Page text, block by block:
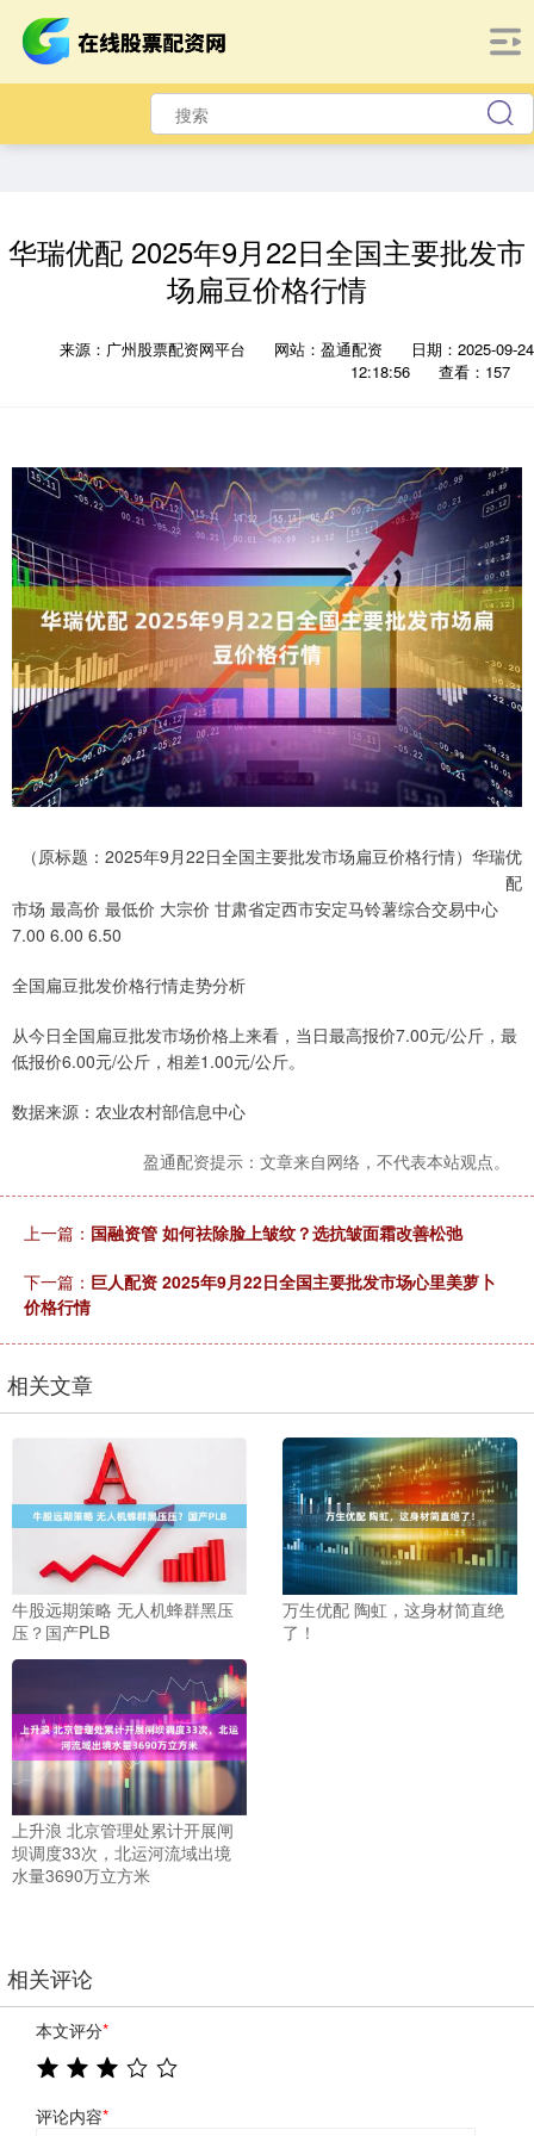
华瑞优配 2025年9月22日全国主要批发市
场扁豆价格行情
来源：广州股票配资网平台 网站：盈通配资
日期：2025-09-24
12:18:56
查看：157
（原标题：2025年9月22日全国主要批发市场扁豆价格行情）华瑞优
配
市场 最高价 最低价 大宗价 甘肃省定西市安定马铃薯综合交易中心
7.00 6.00 6.50
全国扁豆批发价格行情走势分析
从今日全国扁豆批发市场价格上来看，当日最高报价7.00元/公斤，最
低报价6.00元/公斤，相差1.00元/公斤。
数据来源：农业农村部信息中心
盈通配资提示：文章来自网络，不代表本站观点。
上一篇： 国融资管 如何祛除脸上皱纹？选抗皱面霜改善松弛
下一篇： 巨人配资 2025年9月22日全国主要批发市场心里美萝卜
价格行情
相关文章
牛股远期策略 无人机蜂群黑压
压？国产PLB
万生优配 陶虹，这身材简直绝
了！
上升浪 北京管理处累计开展闸
坝调度33次，北运河流域出境
水量3690万立方米
相关评论
本文评分*
评论内容*